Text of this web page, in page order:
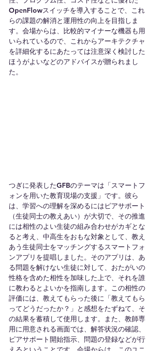
OpenFlowスイッチを導入することで、これ
らの課題の解消と運用性の向上を目指しま
す。会場からは、比較的マイナーな機器も用
いられているので、これからアーキテクチャ
を詳細化するにあたっては注意深く検討した
ほうがよいなどのアドバイスが贈られまし
た。
つぎに発表したGFBのテーマは「スマートフ
ォンを用いた教育現場の支援」です。彼ら
は、学習への理解を深めるにはピアサポート
（生徒同士の教えあい）が大切で、その推進
には相性のよい生徒の組み合わせがカギとな
ると考え、中高生をおもな対象として、教え
あう生徒同士をマッチングするスマートフォ
ンアプリを提唱しました。そのアプリは、あ
る問題を解けない生徒に対して、おたがいの
性格を含めた相性を加味した上で、それを誰
に教わるとよいかを指南します。この相性の
評価には、教えてもらった後に「教えてもら
ってどうだったか？」と感想をたずねて、そ
の結果を蓄積して使用します。また、教師専
用に用意される画面では、解答状況の確認、
ピアサポート開始指示、問題の登録などが行